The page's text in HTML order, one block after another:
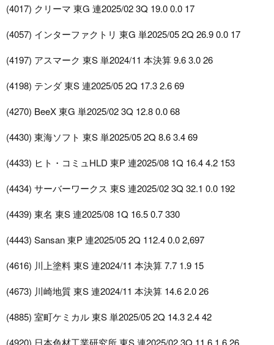
(4017) クリーマ 東G 連2025/02 3Q 19.0 0.0 17
(4057) インターファクトリ 東G 単2025/05 2Q 26.9 0.0 17
(4197) アスマーク 東S 単2024/11 本決算 9.6 3.0 26
(4198) テンダ 東S 連2025/05 2Q 17.3 2.6 69
(4270) BeeX 東G 単2025/02 3Q 12.8 0.0 68
(4430) 東海ソフト 東S 単2025/05 2Q 8.6 3.4 69
(4433) ヒト・コミュHLD 東P 連2025/08 1Q 16.4 4.2 153
(4434) サーバーワークス 東S 連2025/02 3Q 32.1 0.0 192
(4439) 東名 東S 連2025/08 1Q 16.5 0.7 330
(4443) Sansan 東P 連2025/05 2Q 112.4 0.0 2,697
(4616) 川上塗料 東S 連2024/11 本決算 7.7 1.9 15
(4673) 川崎地質 東S 連2024/11 本決算 14.6 2.0 26
(4885) 室町ケミカル 東S 単2025/05 2Q 14.3 2.4 42
(4920) 日本色材工業研究所 東S 連2025/02 3Q 11.6 1.6 26